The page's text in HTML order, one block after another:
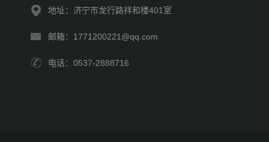
地址：济宁市龙行路祥和楼401室
邮箱：1771200221@qq.com
电话：0537-2888716